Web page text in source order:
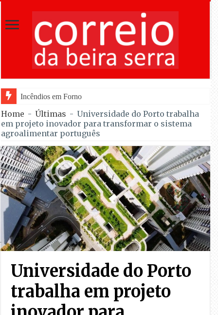
Incêndios em Fornos de Algodres entram em fase de res
Home - Últimas - Universidade do Porto trabalha
em projeto inovador para transformar o sistema
agroalimentar português
Universidade do Porto
trabalha em projeto